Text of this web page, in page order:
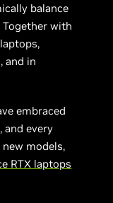
balance
with
and in
embraced
and every
models,
RTX laptops